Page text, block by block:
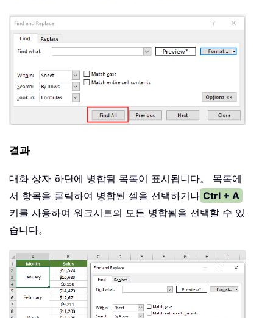
결과
대화 상자 하단에 병합됨 목록이 표시됩니다。 목록에
서 항목을 클릭하여 병합된 셀을 선택하거나 Ctrl + A
키를 사용하여 워크시트의 모든 병합됨을 선택할 수 있
습니다。